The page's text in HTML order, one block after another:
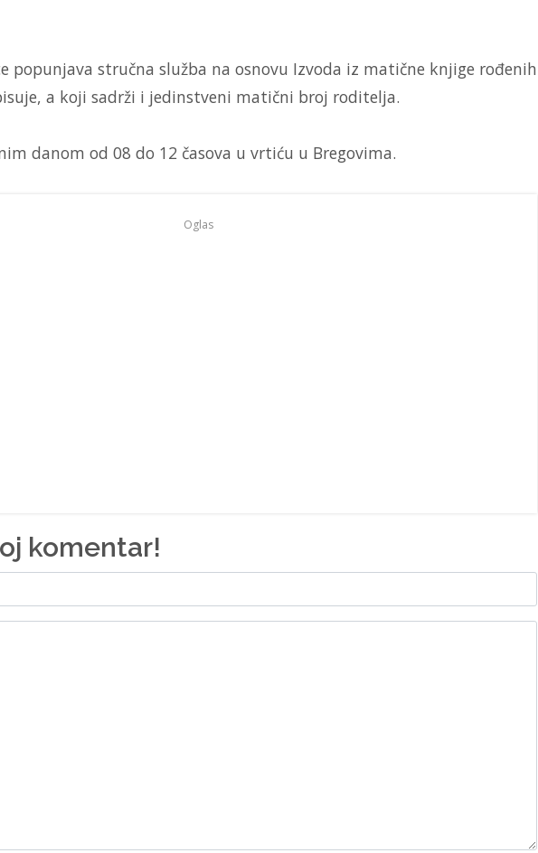
popunjava stručna služba na osnovu Izvoda iz matične knjige rođenih
a koji sadrži i jedinstveni matični broj roditelja.
danom od 08 do 12 časova u vrtiću u Bregovima.
Oglas
komentar!